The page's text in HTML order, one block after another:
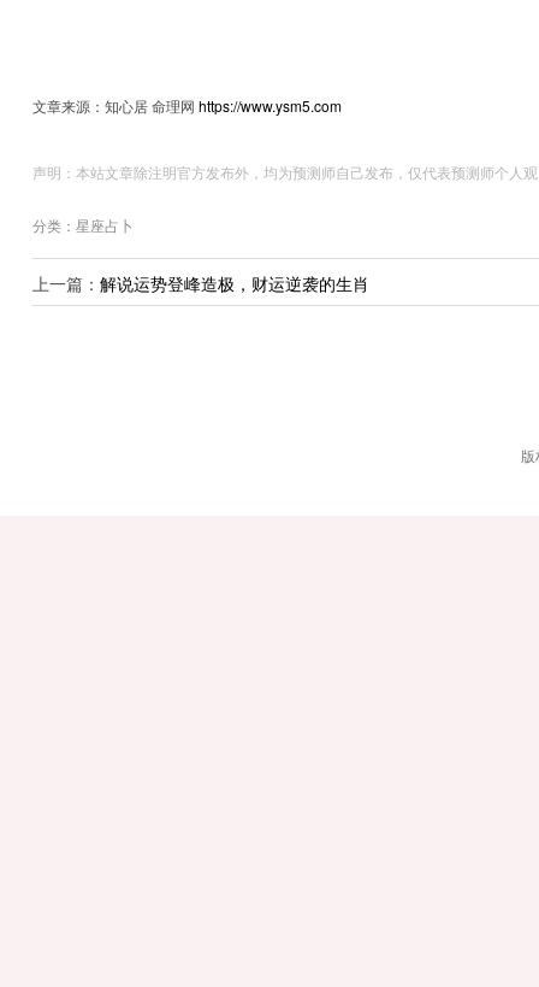
文章来源：知心居 命理网 https://www.ysm5.com
声明：本站文章除注明官方发布外，均为预测师自己发布，仅代表预测师个人
分类：星座占卜
上一篇： 解说运势登峰造极，财运逆袭的生肖